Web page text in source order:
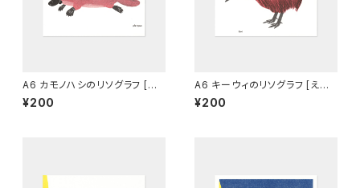
A6 カモノハシのリソグラフ [え
んじ]
¥200
A6 キーウィのリソグラフ [えん
じ]
¥200